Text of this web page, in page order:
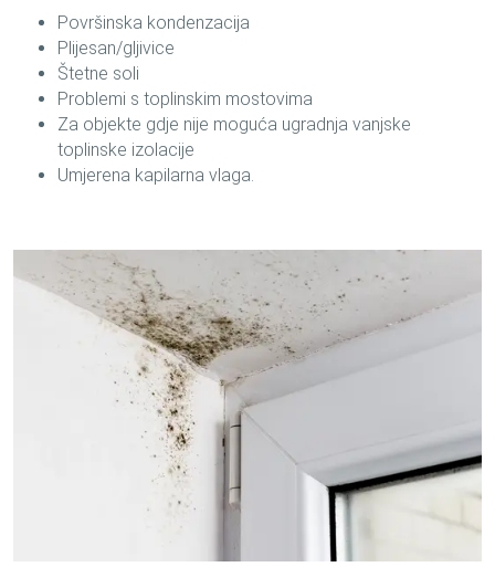
Površinska kondenzacija
Plijesan/gljivice
Štetne soli
Problemi s toplinskim mostovima
Za objekte gdje nije moguća ugradnja vanjske
toplinske izolacije
Umjerena kapilarna vlaga.